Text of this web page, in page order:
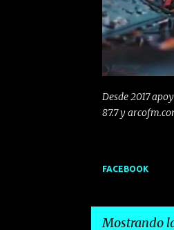
Desde 2017
87.7 y
FACEBOOK
Mostrando